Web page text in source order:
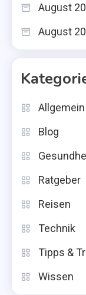
August
August
Allgemein
Blog
Ratgeber
Reisen
Technik
Tipps &
Wissen